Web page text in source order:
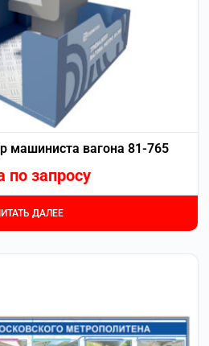
машиниста вагона 81-765
по запросу
ДАЛЕЕ